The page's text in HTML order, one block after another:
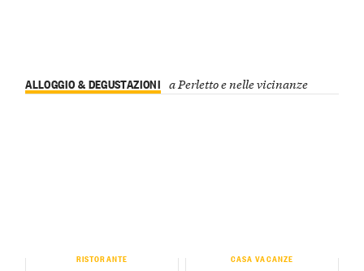
ALLOGGIO & DEGUSTAZIONI a Perletto e nelle vicinanze
RISTORANTE CASA VACANZE